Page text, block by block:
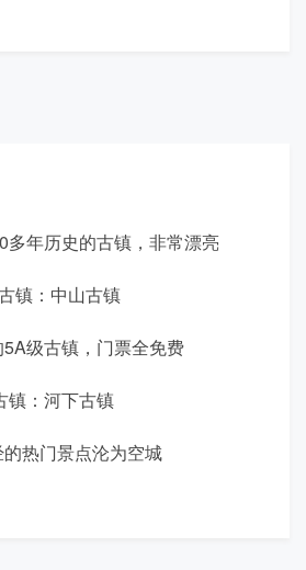
多年历史的古镇，非常漂亮
镇：中山古镇
级古镇，门票全免费
镇：河下古镇
热门景点沦为空城